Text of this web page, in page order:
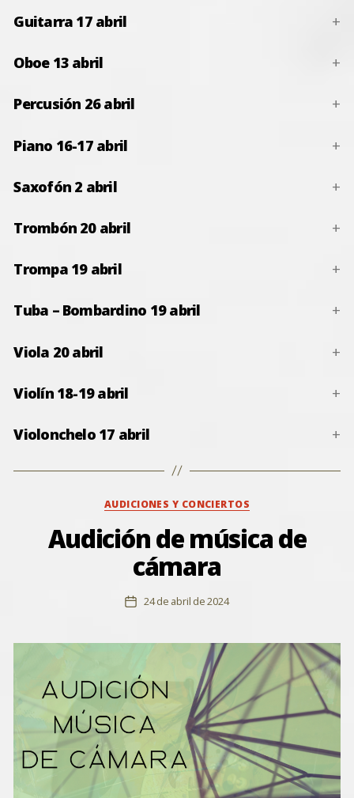
Guitarra 17 abril
Oboe 13 abril
Percusión 26 abril
Piano 16-17 abril
Saxofón 2 abril
Trombón 20 abril
Trompa 19 abril
Tuba – Bombardino 19 abril
Viola 20 abril
Violín 18-19 abril
Violonchelo 17 abril
Categorías
AUDICIONES Y CONCIERTOS
Audición de música de
cámara
Fecha
entrada
24 de abril de 2024